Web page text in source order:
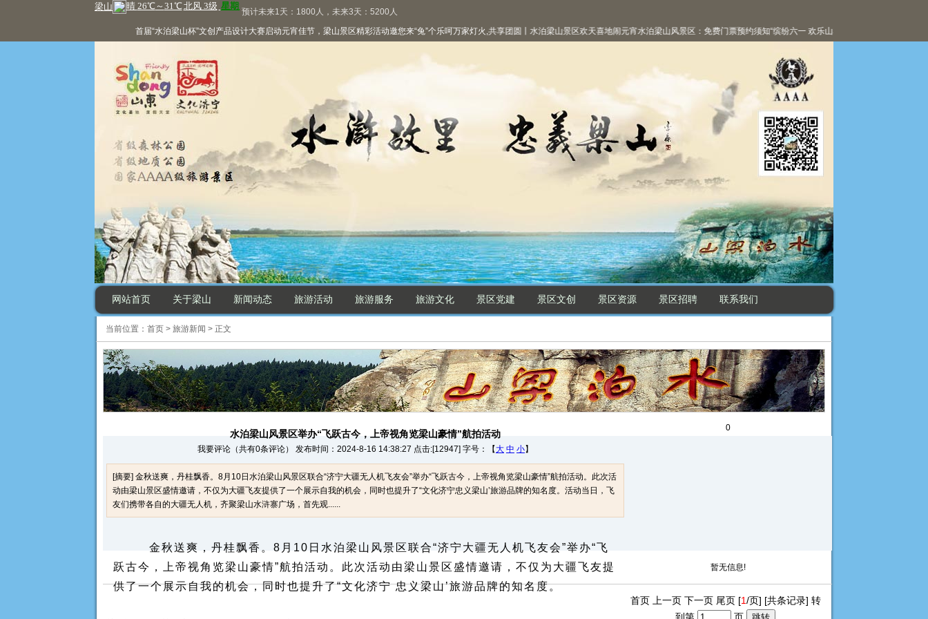
预计未来1天：1800人，未来3天：5200人
首届“水泊梁山杯”文创产品设计大赛启动元宵佳节，梁山景区精彩活动邀您来“兔”个乐呵万家灯火,共享团圆丨水泊梁山景区欢天喜地闹元宵水泊梁山风景区：免费门票预约须知“缤纷六一 欢乐山寨”活动精彩纷呈
网站首页 关于梁山 新闻动态 旅游活动 旅游服务 旅游文化 景区党建 景区文创 景区资源 景区招聘 联系我们
当前位置： 首页 > 旅游新闻 > 正文
水泊梁山风景区举办“飞跃古今，上帝视角览梁山豪情”航拍活动
我要评论（共有0条评论） 发布时间：2024-8-16 14:38:27 点击:[12947] 字号：【大 中 小】
[摘要] 金秋送爽，丹桂飘香。8月10日水泊梁山风景区联合“济宁大疆无人机飞友会”举办“飞跃古今，上帝视角览梁山豪情”航拍活动。此次活
动由梁山景区盛情邀请，不仅为大疆飞友提供了一个展示自我的机会，同时也提升了“文化济宁忠义梁山’旅游品牌的知名度。活动当日，飞
友们携带各自的大疆无人机，齐聚梁山水浒寨广场，首先观......
金秋送爽，丹桂飘香。8月10日水泊梁山风景区联合“济宁大疆无人机飞友会”举办“飞
跃古今，上帝视角览梁山豪情”航拍活动。此次活动由梁山景区盛情邀请，不仅为大疆飞友提
供了一个展示自我的机会，同时也提升了“文化济宁 忠义梁山’旅游品牌的知名度。
0
暂无信息!
首页 上一页 下一页 尾页 [1/页] [共条记录] 转